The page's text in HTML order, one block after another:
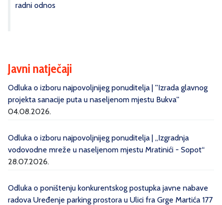
radni odnos
Javni natječaji
Odluka o izboru najpovoljnijeg ponuditelja | ''Izrada glavnog
projekta sanacije puta u naseljenom mjestu Bukva''
04.08.2026.
Odluka o izboru najpovoljnijeg ponuditelja | „Izgradnja
vodovodne mreže u naseljenom mjestu Mratinići - Sopot“
28.07.2026.
Odluka o poništenju konkurentskog postupka javne nabave
radova Uređenje parking prostora u Ulici fra Grge Martića 177